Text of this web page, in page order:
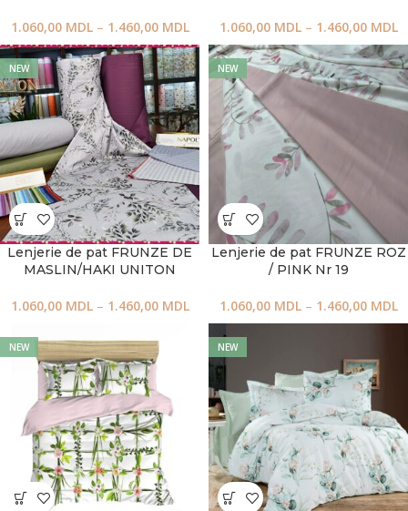
1.060,00 MDL – 1.460,00 MDL 1.060,00 MDL – 1.460,00 MDL
NEW
Lenjerie de pat FRUNZE DE
MASLIN/HAKI UNITON
1.060,00 MDL – 1.460,00 MDL
NEW
Lenjerie de pat FRUNZE ROZ
/ PINK Nr 19
1.060,00 MDL – 1.460,00 MDL
NEW NEW